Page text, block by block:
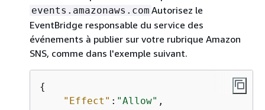
events.amazonaws.com Autorisez le
EventBridge responsable du service des
événements à publier sur votre rubrique Amazon
SNS, comme dans l'exemple suivant.
{
"Effect" : "Allow" ,